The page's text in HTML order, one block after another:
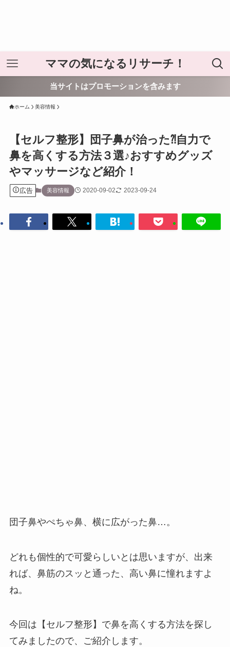
ママの気になるリサーチ！
当サイトはプロモーションを含みます
ホーム 美容情報
【セルフ整形】団子鼻が治った⁈自力で
鼻を高くする方法３選♪おすすめグッズ
やマッサージなど紹介！
広告 美容情報 2020-09-02 2023-09-24
団子鼻やぺちゃ鼻、横に広がった鼻…。
どれも個性的で可愛らしいとは思いますが、出来
れば、鼻筋のスッと通った、高い鼻に憧れますよ
ね。
今回は【セルフ整形】で鼻を高くする方法を探し
てみましたので、ご紹介します。